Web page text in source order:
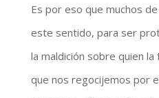
Es por eso que muchos
este sentido, para ser
la maldición sobre quien
que nos regocijemos por